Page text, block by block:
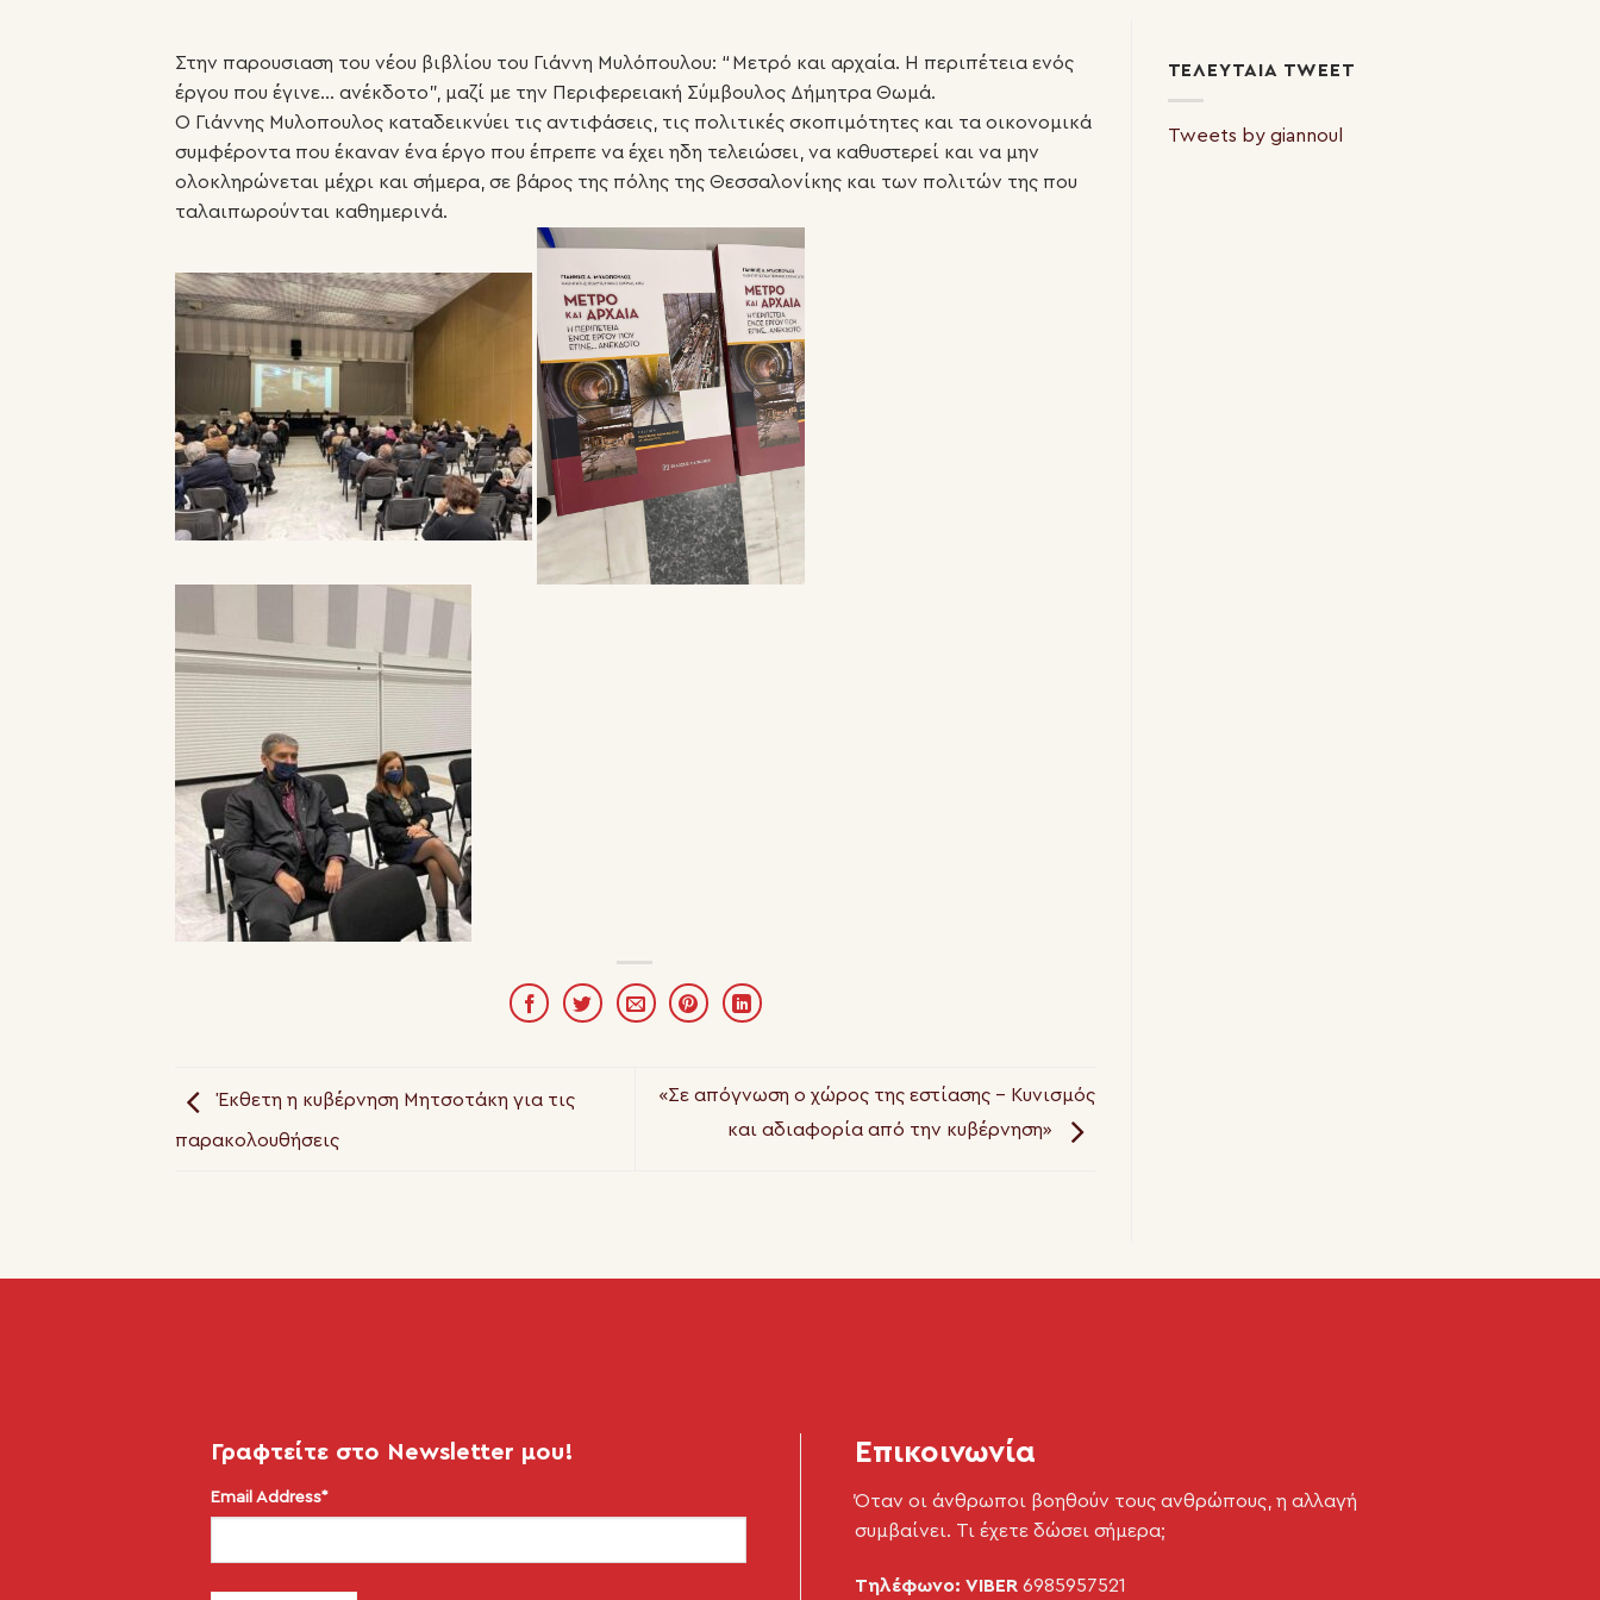
Στην παρουσιαση του νέου βιβλίου του Γιάννη Μυλόπουλου: “Μετρό και αρχαία. Η περιπέτεια ενός
έργου που έγινε… ανέκδοτο”, μαζί με την Περιφερειακή Σύμβουλος Δήμητρα Θωμά.
Ο Γιάννης Μυλοπουλος καταδεικνύει τις αντιφάσεις, τις πολιτικές σκοπιμότητες και τα οικονομικά
συμφέροντα που έκαναν ένα έργο που έπρεπε να έχει ηδη τελειώσει, να καθυστερεί και να μην
ολοκληρώνεται μέχρι και σήμερα, σε βάρος της πόλης της Θεσσαλονίκης και των πολιτών της που
ταλαιπωρούνται καθημερινά.
Έκθετη η κυβέρνηση Μητσοτάκη για τις
παρακολουθήσεις
«Σε απόγνωση ο χώρος της εστίασης – Κυνισμός
και αδιαφορία από την κυβέρνηση»
ΤΕΛΕΥΤΑΊΑ TWEET
Tweets by giannoul
Γραφτείτε στο Newsletter μου!
Email Address*
Επικοινωνία
Όταν οι άνθρωποι βοηθούν τους ανθρώπους, η αλλαγή
συμβαίνει. Τι έχετε δώσει σήμερα;
Τηλέφωνο: VIBER 6985957521